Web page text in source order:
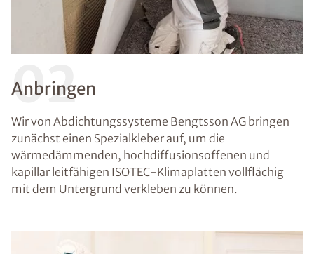
02
Anbringen
Wir von Abdichtungssysteme Bengtsson AG bringen
zunächst einen Spezialkleber auf, um die
wärmedämmenden, hochdiffusionsoffenen und
kapillar leitfähigen ISOTEC-Klimaplatten vollflächig
mit dem Untergrund verkleben zu können.